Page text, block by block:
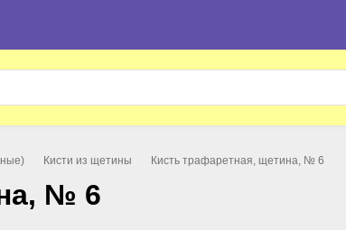
Кисти из щетины Кисть трафаретная, щетина, № 6
№ 6